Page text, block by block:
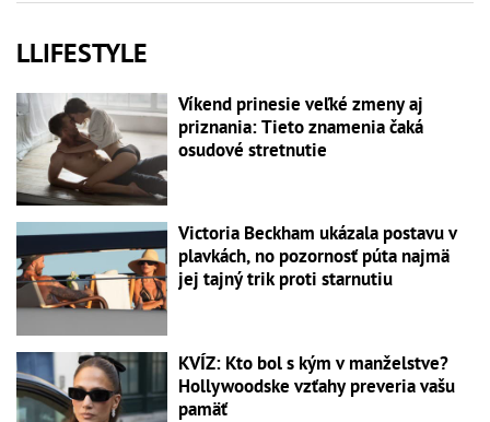
LLIFESTYLE
Víkend prinesie veľké zmeny aj
priznania: Tieto znamenia čaká
osudové stretnutie
Victoria Beckham ukázala postavu v
plavkách, no pozornosť púta najmä
jej tajný trik proti starnutiu
KVÍZ: Kto bol s kým v manželstve?
Hollywoodske vzťahy preveria vašu
pamäť